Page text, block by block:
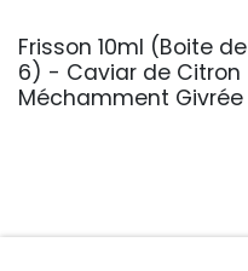
Frisson 10ml (Boite de
6) - Caviar de Citron
Méchamment Givrée